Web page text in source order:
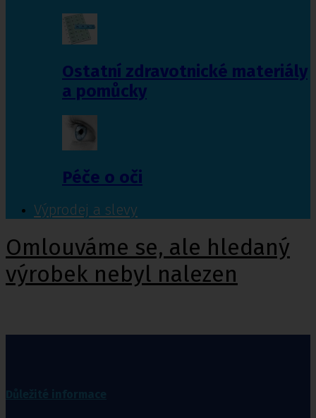
Ostatní zdravotnické materiály
a pomůcky
Péče o oči
Výprodej a slevy
Omlouváme se, ale hledaný
výrobek nebyl nalezen